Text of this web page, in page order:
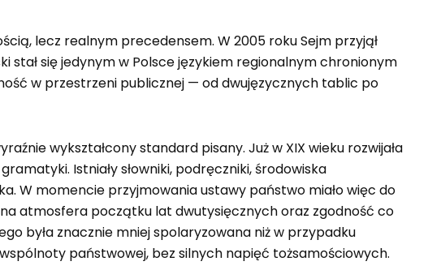
lecz realnym precedensem. W 2005 roku Sejm przyjął
się jedynym w Polsce językiem regionalnym chronionym
w przestrzeni publicznej — od dwujęzycznych tablic po
wykształcony standard pisany. Już w XIX wieku rozwijała
Istniały słowniki, podręczniki, środowiska
W momencie przyjmowania ustawy państwo miało więc do
atmosfera początku lat dwutysięcznych oraz zgodność co
była znacznie mniej spolaryzowana niż w przypadku
państwowej, bez silnych napięć tożsamościowych.